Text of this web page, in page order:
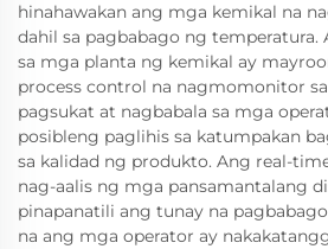
hinahawakan ang mga kemikal na
dahil sa pagbabago ng temperatura.
sa mga planta ng kemikal ay
process control na nagmomonitor
pagsukat at nagbabala sa mga
posibleng paglihis sa katumpakan
sa kalidad ng produkto. Ang real-
nag-aalis ng mga pansamantalang
pinapanatili ang tunay na
na ang mga operator ay